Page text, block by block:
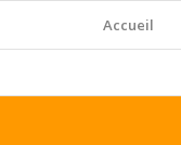
Accueil